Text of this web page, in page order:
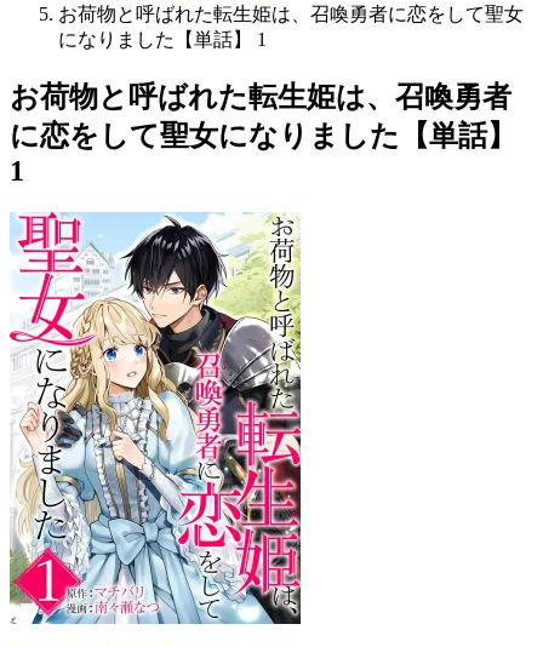
お荷物と呼ばれた転生姫は、召喚勇者に恋をして聖女
になりました【単話】 1
お荷物と呼ばれた転生姫は、召喚勇者
に恋をして聖女になりました【単話】
1